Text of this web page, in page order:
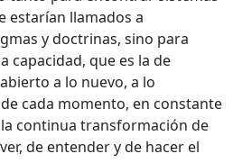
estarían llamados a
y doctrinas, sino para
capacidad, que es la de
a lo nuevo, a lo
cada momento, en constante
continua transformación de
de entender y de hacer el